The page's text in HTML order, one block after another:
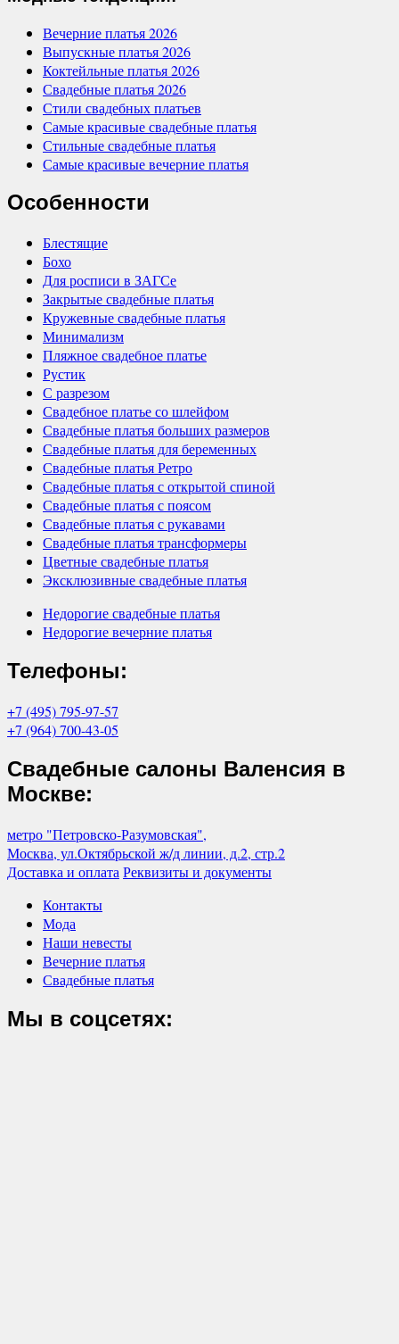
Вечерние платья 2026
Выпускные платья 2026
Коктейльные платья 2026
Свадебные платья 2026
Стили свадебных платьев
Самые красивые свадебные платья
Стильные свадебные платья
Самые красивые вечерние платья
Особенности
Блестящие
Бохо
Для росписи в ЗАГСе
Закрытые свадебные платья
Кружевные свадебные платья
Минимализм
Пляжное свадебное платье
Рустик
С разрезом
Свадебное платье со шлейфом
Свадебные платья больших размеров
Свадебные платья для беременных
Свадебные платья Ретро
Свадебные платья с открытой спиной
Свадебные платья с поясом
Свадебные платья с рукавами
Свадебные платья трансформеры
Цветные свадебные платья
Эксклюзивные свадебные платья
Недорогие свадебные платья
Недорогие вечерние платья
Телефоны:
+7 (495) 795-97-57
+7 (964) 700-43-05
Свадебные салоны Валенсия в
Москве:
метро "Петровско-Разумовская",
Москва, ул.Октябрьской ж/д линии, д.2, стр.2
Доставка и оплата Реквизиты и документы
Контакты
Мода
Наши невесты
Вечерние платья
Свадебные платья
Мы в соцсетях: